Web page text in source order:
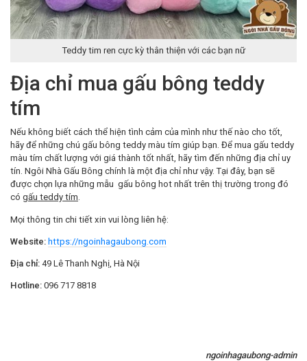
Teddy tim ren cực kỳ thân thiện với các bạn nữ
Địa chỉ mua gấu bông teddy
tím
Nếu không biết cách thể hiện tình cảm của mình như thế nào cho tốt,
hãy để những chú gấu bông teddy màu tím giúp bạn. Để mua gấu teddy
màu tím chất lượng với giá thành tốt nhất, hãy tìm đến những địa chỉ uy
tín. Ngôi Nhà Gấu Bông chính là một địa chỉ như vậy. Tại đây, bạn sẽ
được chọn lựa những mẫu gấu bông hot nhất trên thị trường trong đó
có gấu teddy tím.
Mọi thông tin chi tiết xin vui lòng liên hệ:
Website: https://ngoinhagaubong.com
Địa chỉ: 49 Lê Thanh Nghị, Hà Nội
Hotline: 096 717 8818
ngoinhagaubong-admin